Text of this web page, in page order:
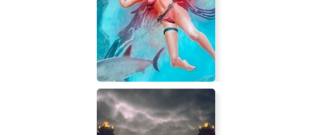
Star Shift Origins